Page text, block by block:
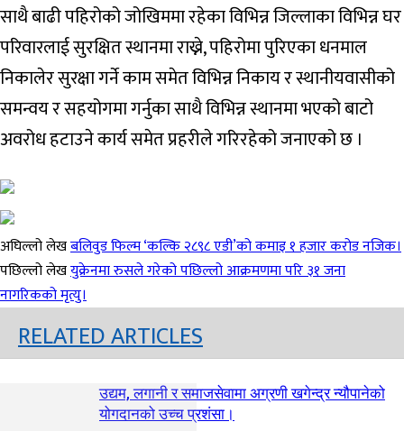
साथै बाढी पहिरोको जोखिममा रहेका विभिन्न जिल्लाका विभिन्न घर
परिवारलाई सुरक्षित स्थानमा राख्ने, पहिरोमा पुरिएका धनमाल
निकालेर सुरक्षा गर्ने काम समेत विभिन्न निकाय र स्थानीयवासीको
समन्वय र सहयोगमा गर्नुका साथै विभिन्न स्थानमा भएको बाटो
अवरोध हटाउने कार्य समेत प्रहरीले गरिरहेको जनाएको छ ।
अघिल्लो लेखबलिवुड फिल्म ‘कल्कि २८९८ एडी’को कमाइ १ हजार करोड नजिक।
पछिल्लो लेखयुक्रेनमा रुसले गरेको पछिल्लो आक्रमणमा परि ३१ जना
नागरिकको मृत्यु।
RELATED ARTICLES
उद्यम, लगानी र समाजसेवामा अग्रणी खगेन्द्र न्यौपानेको
योगदानको उच्च प्रशंसा।